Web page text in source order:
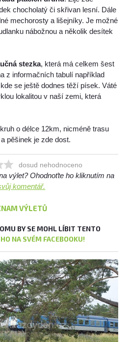
chocholatý či skřivan lesní. Dále
mechorosty a lišejníky. Je možné
nábožnou a několik desítek
stezka, která má celkem šest
z informačních tabulí například
se ještě dodnes těží písek. Váté
lokalitou v naší zemi, která
o délce 12km, nicméně trasu
pěšinek je zde dost.
dosud nehodnoceno
výlet? Ohodnoťte ho kliknutím na
komentář.
VÝLETŮ
BY SE MOHL LÍBIT TENTO
NA SVÉM FACEBOOKU!